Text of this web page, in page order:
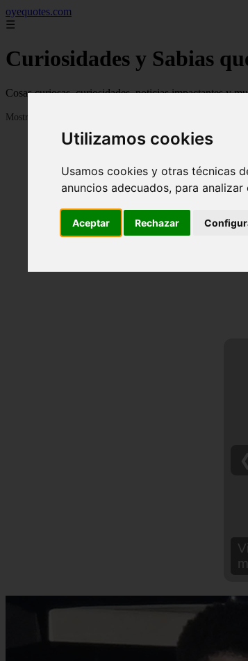
Utilizamos cookies
Usamos cookies y otras técnicas
anuncios adecuados, para
Aceptar Rechazar
oyequotes.com
☰
Curiosidades y Sabias
Cosas curiosas, curiosidades, noticias impactantes y
Mostrando 1 - 24 de 2833 artículos